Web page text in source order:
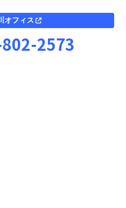
オフィス
2573